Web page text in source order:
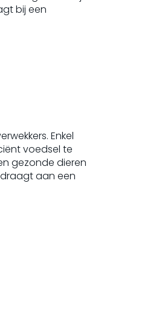
bij een
Enkel
voedsel te
gezonde dieren
aan een